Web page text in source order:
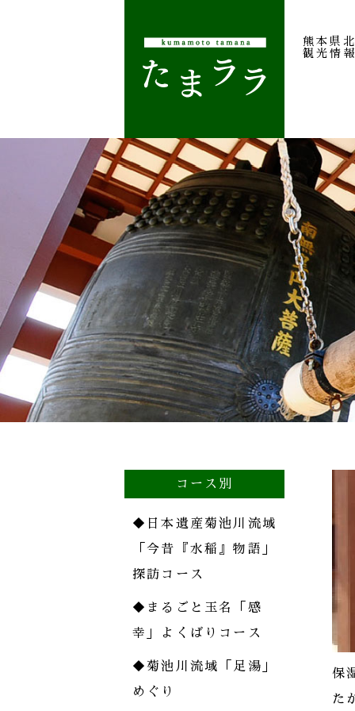
熊本県
観光情
保
た
コース別
◆ 日本遺産菊池川流域
「今昔『水稲』物語」
探訪コース
◆ まるごと玉名「感
幸」よくばりコース
◆菊池川流域「足湯」
めぐり